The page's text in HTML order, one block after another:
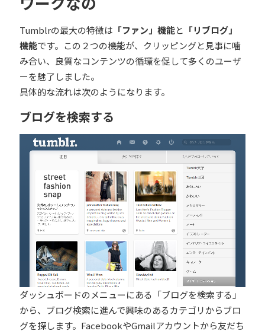
Tumblrの最大の特徴は 「ファン」機能と 「リブログ」
機能です。この２つの機能が、クリッピングと見事に噛
み合い、良質なコンテンツの循環を促して多くのユーザ
ーを魅了しました。
具体的な流れは次のようになります。
ブログを検索する
ダッシュボードのメニューにある「ブログを検索する」
から、ブログ検索に進んで興味のあるカテゴリからブロ
グを探します。FacebookやGmailアカウントから友だち